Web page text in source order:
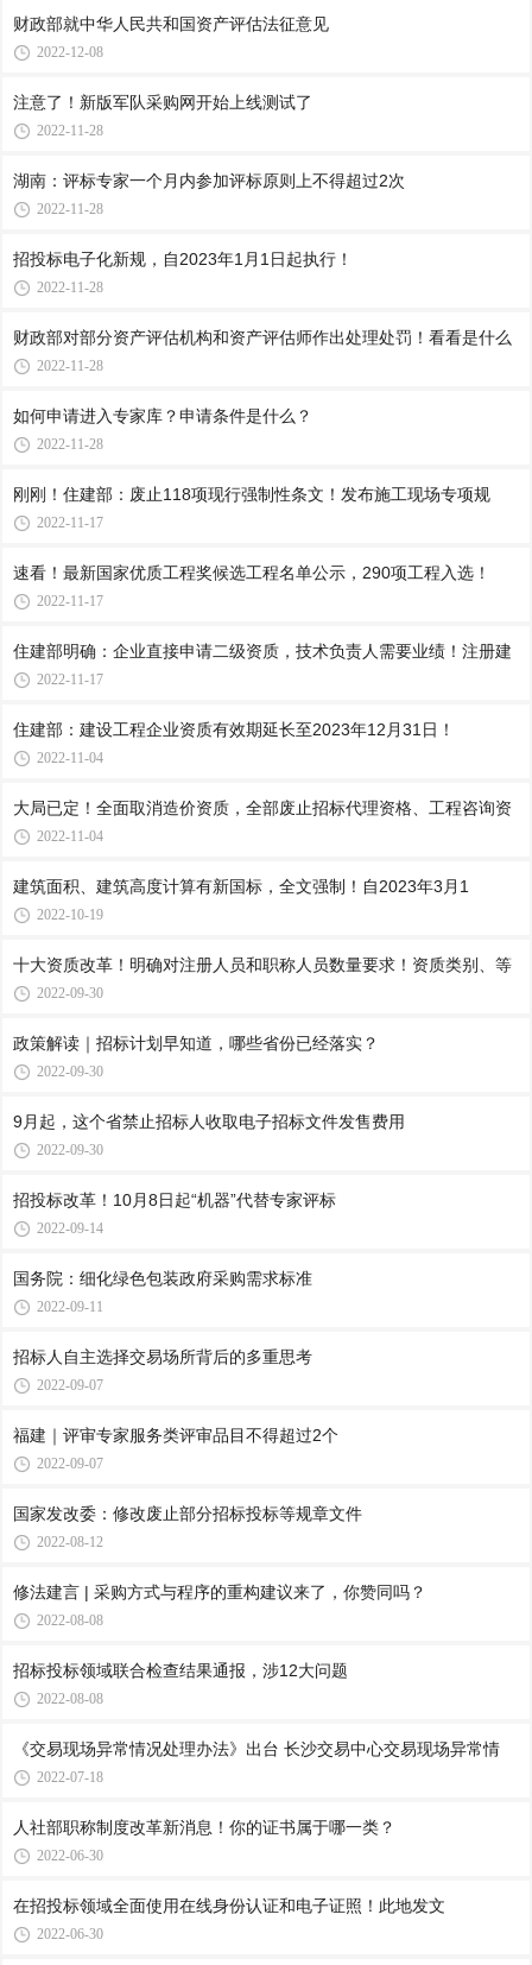
财政部就中华人民共和国资产评估法征意见
2022-12-08
注意了！新版军队采购网开始上线测试了
2022-11-28
湖南：评标专家一个月内参加评标原则上不得超过2次
2022-11-28
招投标电子化新规，自2023年1月1日起执行！
2022-11-28
财政部对部分资产评估机构和资产评估师作出处理处罚！看看是什么
2022-11-28
如何申请进入专家库？申请条件是什么？
2022-11-28
刚刚！住建部：废止118项现行强制性条文！发布施工现场专项规
2022-11-17
速看！最新国家优质工程奖候选工程名单公示，290项工程入选！
2022-11-17
住建部明确：企业直接申请二级资质，技术负责人需要业绩！注册建
2022-11-17
住建部：建设工程企业资质有效期延长至2023年12月31日！
2022-11-04
大局已定！全面取消造价资质，全部废止招标代理资格、工程咨询资
2022-11-04
建筑面积、建筑高度计算有新国标，全文强制！自2023年3月1
2022-10-19
十大资质改革！明确对注册人员和职称人员数量要求！资质类别、等
2022-09-30
政策解读｜招标计划早知道，哪些省份已经落实？
2022-09-30
9月起，这个省禁止招标人收取电子招标文件发售费用
2022-09-30
招投标改革！10月8日起“机器”代替专家评标
2022-09-14
国务院：细化绿色包装政府采购需求标准
2022-09-11
招标人自主选择交易场所背后的多重思考
2022-09-07
福建｜评审专家服务类评审品目不得超过2个
2022-09-07
国家发改委：修改废止部分招标投标等规章文件
2022-08-12
修法建言 | 采购方式与程序的重构建议来了，你赞同吗？
2022-08-08
招标投标领域联合检查结果通报，涉12大问题
2022-08-08
《交易现场异常情况处理办法》出台 长沙交易中心交易现场异常情
2022-07-18
人社部职称制度改革新消息！你的证书属于哪一类？
2022-06-30
在招投标领域全面使用在线身份认证和电子证照！此地发文
2022-06-30